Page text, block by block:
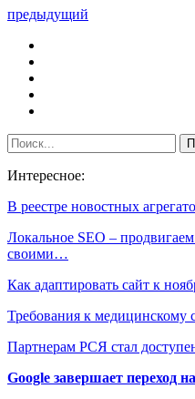
предыдущий
Интересное:
В реестре новостных
Локальное SEO –
своими…
Как адаптировать сайт к
Требования к медицинскому
Партнерам РСЯ стал
Google завершает переход